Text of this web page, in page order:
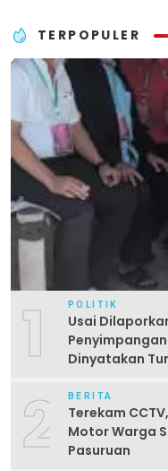
TERPOPULER
1 POLITIK
Usai
Dinyatakan
2 BERITA
Terekam
Motor Warga
Pasuruan